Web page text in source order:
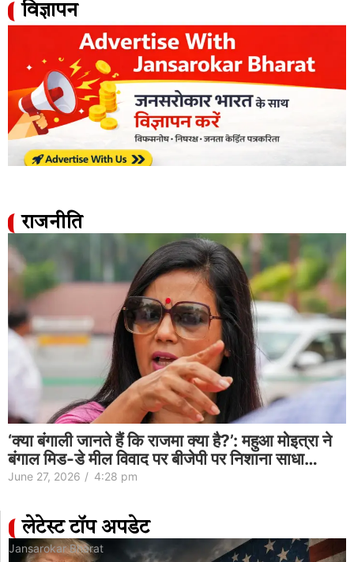
विज्ञापन
राजनीति
‘क्या बंगाली जानते हैं कि राजमा क्या है?’: महुआ मोइत्रा ने
बंगाल मिड-डे मील विवाद पर बीजेपी पर निशाना साधा…
June 27, 2026 / 4:28 pm
लेटेस्ट टॉप अपडेट
Jansarokar Bharat